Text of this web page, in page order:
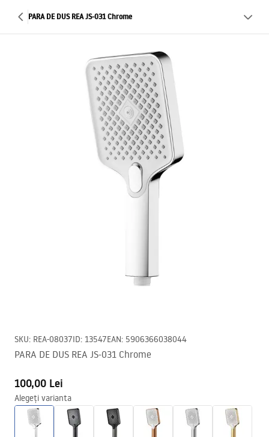
PARA DE DUS REA JS-031 Chrome
SKU: REA-08037ID: 13547EAN: 5906366038044
PARA DE DUS REA JS-031 Chrome
100,00 Lei
Alegeți varianta